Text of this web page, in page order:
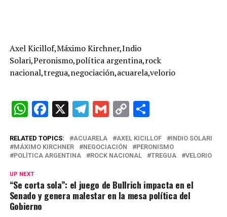
Axel Kicillof,Máximo Kirchner,Indio
Solari,Peronismo,política argentina,rock
nacional,tregua,negociación,acuarela,velorio
W
at
s
A
p
p
F
ce
b
o
k
X T
e
gr
m
G
ail
C
py
Li
k
C
m
p
tir
RELATED TOPICS: ACUARELA AXEL KICILLOF
INDIO SOLARI
MÁXIMO KIRCHNER
NEGOCIACIÓN
PERONISMO
POLÍTICA ARGENTINA
ROCK NACIONAL TREGUA VELORIO
UP NEXT
“Se corta sola”: el juego de Bullrich impacta en el
Senado y genera malestar en la mesa política del
Gobierno